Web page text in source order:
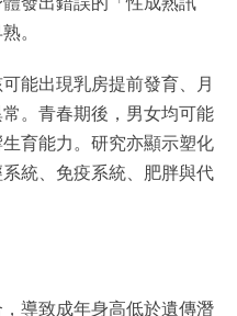
。
能出現乳房提前發育、月
。青春期後，男女均可能
育能力。研究亦顯示塑化
統、免疫系統、肥胖與代
導致成年身高低於遺傳潛